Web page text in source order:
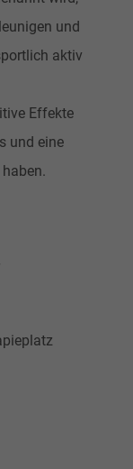
und
aktiv
Effekte
und eine